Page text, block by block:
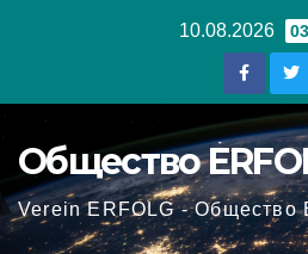
10.08.2026
Общество
Verein ERFOLG - Общество